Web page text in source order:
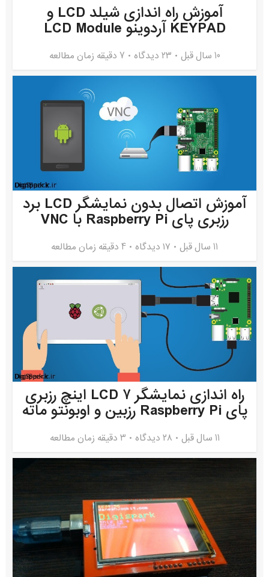
آموزش راه اندازی شیلد LCD و
KEYPAD آردوینو LCD Module
10 سال قبل ۲۳ دیدگاه 7 دقیقه زمان مطالعه
آموزش اتصال بدون نمایشگر LCD برد
رزبری پای Raspberry Pi با VNC
11 سال قبل ۱۷ دیدگاه 4 دقیقه زمان مطالعه
راه اندازی نمایشگر LCD ۷ اینچ رزبری
پای Raspberry Pi رزبین و اوبونتو ماته
11 سال قبل ۲۸ دیدگاه 3 دقیقه زمان مطالعه